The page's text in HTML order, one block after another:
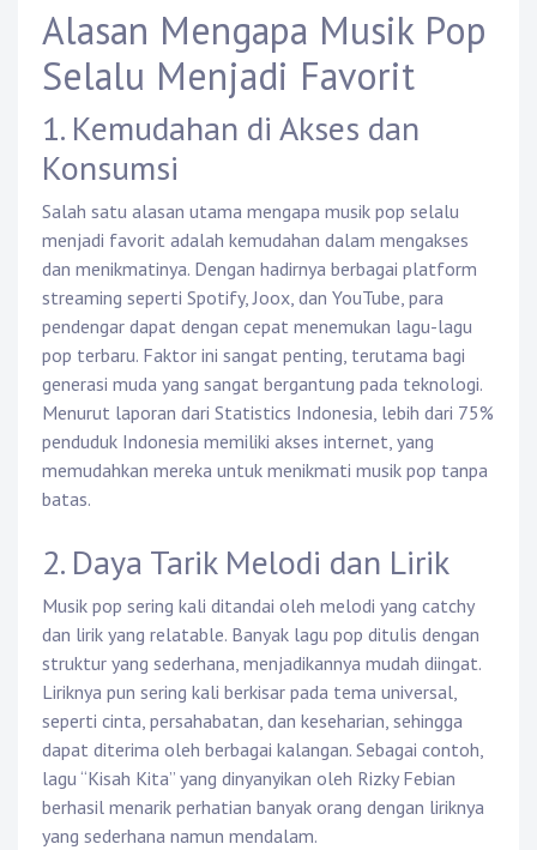
Alasan Mengapa Musik Pop
Selalu Menjadi Favorit
1. Kemudahan di Akses dan
Konsumsi
Salah satu alasan utama mengapa musik pop selalu
menjadi favorit adalah kemudahan dalam mengakses
dan menikmatinya. Dengan hadirnya berbagai platform
streaming seperti Spotify, Joox, dan YouTube, para
pendengar dapat dengan cepat menemukan lagu-lagu
pop terbaru. Faktor ini sangat penting, terutama bagi
generasi muda yang sangat bergantung pada teknologi.
Menurut laporan dari Statistics Indonesia, lebih dari 75%
penduduk Indonesia memiliki akses internet, yang
memudahkan mereka untuk menikmati musik pop tanpa
batas.
2. Daya Tarik Melodi dan Lirik
Musik pop sering kali ditandai oleh melodi yang catchy
dan lirik yang relatable. Banyak lagu pop ditulis dengan
struktur yang sederhana, menjadikannya mudah diingat.
Liriknya pun sering kali berkisar pada tema universal,
seperti cinta, persahabatan, dan keseharian, sehingga
dapat diterima oleh berbagai kalangan. Sebagai contoh,
lagu “Kisah Kita” yang dinyanyikan oleh Rizky Febian
berhasil menarik perhatian banyak orang dengan liriknya
yang sederhana namun mendalam.